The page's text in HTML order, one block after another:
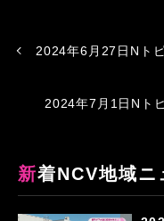
2024年6月27日Nト
2024年7月1日Nト
新着NCV地域